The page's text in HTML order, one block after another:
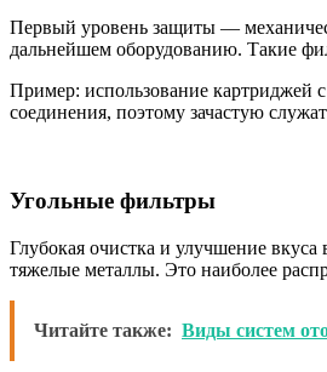
Первый уровень защиты —
дальнейшем оборудованию. Такие
Пример: использование картриджей
соединения, поэтому зачастую
Угольные фильтры
Глубокая очистка и улучшение
тяжелые металлы. Это наиболее
Читайте также: Виды систем